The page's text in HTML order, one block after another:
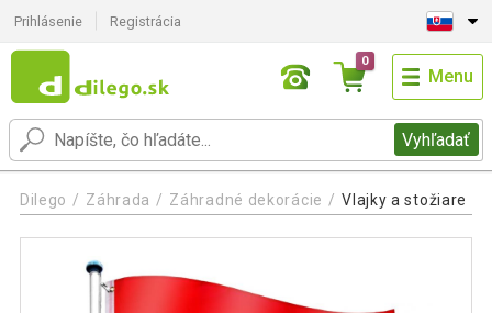
Prihlásenie Registrácia
Vyhľadať
0
Menu
Dilego Záhrada Záhradné dekorácie Vlajky a stožiare